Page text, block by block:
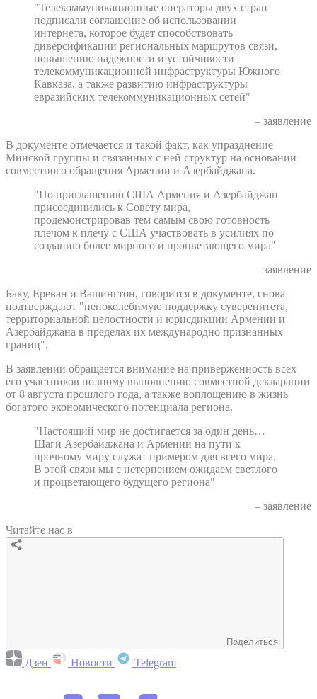
"Телекоммуникационные операторы двух стран
подписали соглашение об использовании
интернета, которое будет способствовать
диверсификации региональных маршрутов связи,
повышению надежности и устойчивости
телекоммуникационной инфраструктуры Южного
Кавказа, а также развитию инфраструктуры
евразийских телекоммуникационных сетей"
– заявление
В документе отмечается и такой факт, как упразднение
Минской группы и связанных с ней структур на основании
совместного обращения Армении и Азербайджана.
"По приглашению США Армения и Азербайджан
присоединились к Совету мира,
продемонстрировав тем самым свою готовность
плечом к плечу с США участвовать в усилиях по
созданию более мирного и процветающего мира"
– заявление
Баку, Ереван и Вашингтон, говорится в документе, снова
подтверждают "непоколебимую поддержку суверенитета,
территориальной целостности и юрисдикции Армении и
Азербайджана в пределах их международно признанных
границ".
В заявлении обращается внимание на приверженность всех
его участников полному выполнению совместной декларации
от 8 августа прошлого года, а также воплощению в жизнь
богатого экономического потенциала региона.
"Настоящий мир не достигается за один день…
Шаги Азербайджана и Армении на пути к
прочному миру служат примером для всего мира.
В этой связи мы с нетерпением ожидаем светлого
и процветающего будущего региона"
– заявление
Читайте нас в
Поделиться
Дзен Новости Telegram